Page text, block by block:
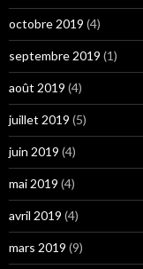
octobre 2019 (4)
septembre 2019 (1)
août 2019 (4)
juillet 2019 (5)
juin 2019 (4)
mai 2019 (4)
avril 2019 (4)
mars 2019 (9)